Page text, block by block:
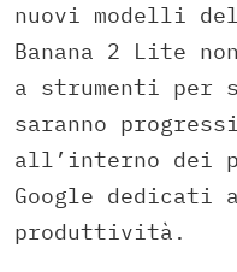
nuovi modelli
Banana 2 Lite
a strumenti per
saranno
all’interno dei
Google
produttività.